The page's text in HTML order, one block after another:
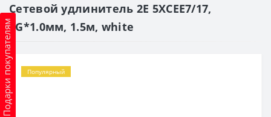
Подарки покупателям
Сетевой удлинитель 2E 5XCEE7/17,
2G*1.0мм, 1.5м, white
Популярный